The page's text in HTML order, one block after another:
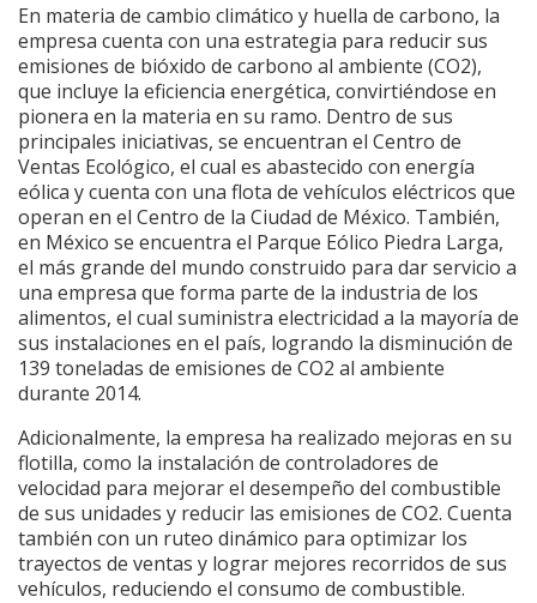
En materia de cambio climático y huella de carbono, la
empresa cuenta con una estrategia para reducir sus
emisiones de bióxido de carbono al ambiente (CO2),
que incluye la eficiencia energética, convirtiéndose en
pionera en la materia en su ramo. Dentro de sus
principales iniciativas, se encuentran el Centro de
Ventas Ecológico, el cual es abastecido con energía
eólica y cuenta con una flota de vehículos eléctricos que
operan en el Centro de la Ciudad de México. También,
en México se encuentra el Parque Eólico Piedra Larga,
el más grande del mundo construido para dar servicio a
una empresa que forma parte de la industria de los
alimentos, el cual suministra electricidad a la mayoría de
sus instalaciones en el país, logrando la disminución de
139 toneladas de emisiones de CO2 al ambiente
durante 2014.
Adicionalmente, la empresa ha realizado mejoras en su
flotilla, como la instalación de controladores de
velocidad para mejorar el desempeño del combustible
de sus unidades y reducir las emisiones de CO2. Cuenta
también con un ruteo dinámico para optimizar los
trayectos de ventas y lograr mejores recorridos de sus
vehículos, reduciendo el consumo de combustible.